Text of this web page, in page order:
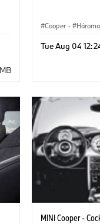
Cooper ·
Tue Aug 04
MINI Cooper -